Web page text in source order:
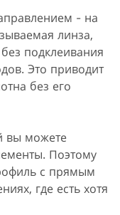
- на
линза,
подклеивания
Это приводит
без его
вы можете
Поэтому
с прямым
где есть хотя